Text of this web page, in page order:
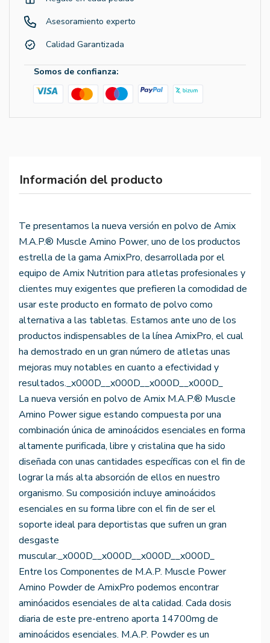
Asesoramiento experto
Calidad Garantizada
Somos de confianza:
Información del producto
Te presentamos la nueva versión en polvo de Amix
M.A.P.® Muscle Amino Power, uno de los productos
estrella de la gama AmixPro, desarrollada por el
equipo de Amix Nutrition para atletas profesionales y
clientes muy exigentes que prefieren la comodidad de
usar este producto en formato de polvo como
alternativa a las tabletas. Estamos ante uno de los
productos indispensables de la línea AmixPro, el cual
ha demostrado en un gran número de atletas unas
mejoras muy notables en cuanto a efectividad y
resultados._x000D__x000D__x000D__x000D_
La nueva versión en polvo de Amix M.A.P.® Muscle
Amino Power sigue estando compuesta por una
combinación única de aminoácidos esenciales en forma
altamente purificada, libre y cristalina que ha sido
diseñada con unas cantidades específicas con el fin de
lograr la más alta absorción de ellos en nuestro
organismo. Su composición incluye aminoácidos
esenciales en su forma libre con el fin de ser el
soporte ideal para deportistas que sufren un gran
desgaste
muscular._x000D__x000D__x000D__x000D_
Entre los Componentes de M.A.P. Muscle Power
Amino Powder de AmixPro podemos encontrar
aminóacidos esenciales de alta calidad. Cada dosis
diaria de este pre-entreno aporta 14700mg de
aminoácidos esenciales. M.A.P. Powder es un